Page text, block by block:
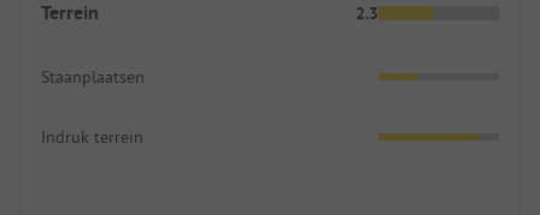
Terrein 2.3
Staanplaatsen
Indruk terrein